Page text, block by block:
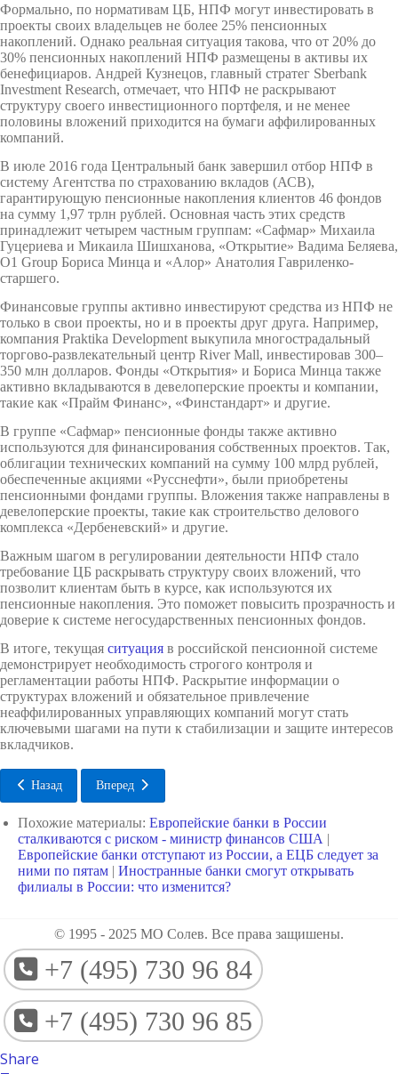
Формально, по нормативам ЦБ, НПФ могут инвестировать в
проекты своих владельцев не более 25% пенсионных
накоплений. Однако реальная ситуация такова, что от 20% до
30% пенсионных накоплений НПФ размещены в активы их
бенефициаров. Андрей Кузнецов, главный стратег Sberbank
Investment Research, отмечает, что НПФ не раскрывают
структуру своего инвестиционного портфеля, и не менее
половины вложений приходится на бумаги аффилированных
компаний.
В июле 2016 года Центральный банк завершил отбор НПФ в
систему Агентства по страхованию вкладов (АСВ),
гарантирующую пенсионные накопления клиентов 46 фондов
на сумму 1,97 трлн рублей. Основная часть этих средств
принадлежит четырем частным группам: «Сафмар» Михаила
Гуцериева и Микаила Шишханова, «Открытие» Вадима Беляева,
O1 Group Бориса Минца и «Алор» Анатолия Гавриленко-
старшего.
Финансовые группы активно инвестируют средства из НПФ не
только в свои проекты, но и в проекты друг друга. Например,
компания Praktika Development выкупила многострадальный
торгово-развлекательный центр River Mall, инвестировав 300–
350 млн долларов. Фонды «Открытия» и Бориса Минца также
активно вкладываются в девелоперские проекты и компании,
такие как «Прайм Финанс», «Финстандарт» и другие.
В группе «Сафмар» пенсионные фонды также активно
используются для финансирования собственных проектов. Так,
облигации технических компаний на сумму 100 млрд рублей,
обеспеченные акциями «Русснефти», были приобретены
пенсионными фондами группы. Вложения также направлены в
девелоперские проекты, такие как строительство делового
комплекса «Дербеневский» и другие.
Важным шагом в регулировании деятельности НПФ стало
требование ЦБ раскрывать структуру своих вложений, что
позволит клиентам быть в курсе, как используются их
пенсионные накопления. Это поможет повысить прозрачность и
доверие к системе негосударственных пенсионных фондов.
В итоге, текущая ситуация в российской пенсионной системе
демонстрирует необходимость строгого контроля и
регламентации работы НПФ. Раскрытие информации о
структурах вложений и обязательное привлечение
неаффилированных управляющих компаний могут стать
ключевыми шагами на пути к стабилизации и защите интересов
вкладчиков.
Назад Вперед
Похожие материалы: Европейские банки в России
сталкиваются с риском - министр финансов США |
Европейские банки отступают из России, а ЕЦБ следует за
ними по пятам | Иностранные банки смогут открывать
филиалы в России: что изменится?
© 1995 - 2025 МО Солев. Все права защишены.
+7 (495) 730 96 84
+7 (495) 730 96 85
Share